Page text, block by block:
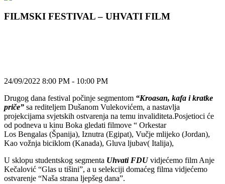
FILMSKI FESTIVAL – UHVATI FILM
24/09/2022 8:00 PM - 10:00 PM
Drugog dana festival počinje segmentom “Kroasan, kafa i kratke
priče” sa rediteljem Dušanom Vulekovićem, a nastavlja
projekcijama svjetskih ostvarenja na temu invaliditeta.Posjetioci će
od podneva u kinu Boka gledati filmove “ Orkestar
Los Bengalas (Španija), Iznutra (Egipat), Vučje mlijeko (Jordan),
Kao vožnja biciklom (Kanada), Gluva ljubav( Italija),
U sklopu studentskog segmenta Uhvati FDUvidjećemo film Anje
Kečalović “Glas u tišini”, a u selekciji domaćeg filma vidjećemo
ostvarenje “Naša strana ljepšeg dana”.